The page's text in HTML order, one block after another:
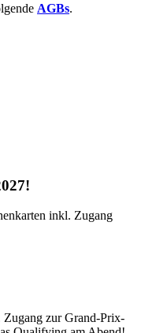
AGBs.
inkl. Zugang
Zugang zur Grand-Prix-